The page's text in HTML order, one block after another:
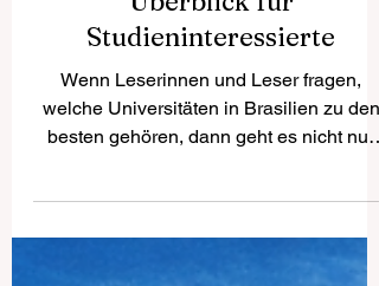
Brasilien: Ein verständlicher
Überblick für
Studieninteressierte
Wenn Leserinnen und Leser fragen,
mehrere Hochschulen, die in Lehre,
Forschung und gesellschaftlichem